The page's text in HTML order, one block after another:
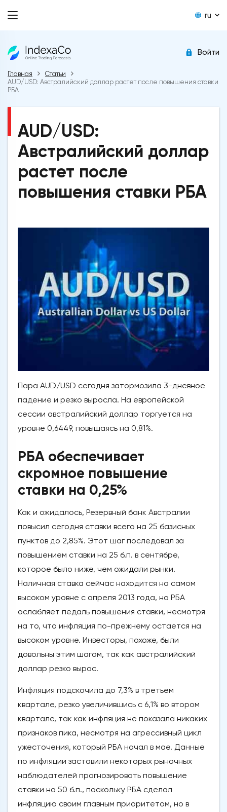
ru
Войти
Главная
Статьи
AUD/USD: Австралийский доллар растет после повышения ставки
РБА
AUD/USD:
Австралийский доллар
растет после
повышения ставки РБА
Пара AUD/USD сегодня затормозила 3-дневное
падение и резко выросла. На европейской
сессии австралийский доллар торгуется на
уровне 0,6449, повышаясь на 0,81%.
РБА обеспечивает
скромное повышение
ставки на 0,25%
Как и ожидалось, Резервный банк Австралии
повысил сегодня ставки всего на 25 базисных
пунктов до 2,85%. Этот шаг последовал за
повышением ставки на 25 б.п. в сентябре,
которое было ниже, чем ожидали рынки.
Наличная ставка сейчас находится на самом
высоком уровне с апреля 2013 года, но РБА
ослабляет педаль повышения ставки, несмотря
на то, что инфляция по-прежнему остается на
высоком уровне. Инвесторы, похоже, были
довольны этим шагом, так как австралийский
доллар резко вырос.
Инфляция подскочила до 7,3% в третьем
квартале, резко увеличившись с 6,1% во втором
квартале, так как инфляция не показала никаких
признаков пика, несмотря на агрессивный цикл
ужесточения, который РБА начал в мае. Данные
по инфляции заставили некоторых рыночных
наблюдателей прогнозировать повышение
ставки на 50 б.п., поскольку РБА сделал
инфляцию своим главным приоритетом, но в